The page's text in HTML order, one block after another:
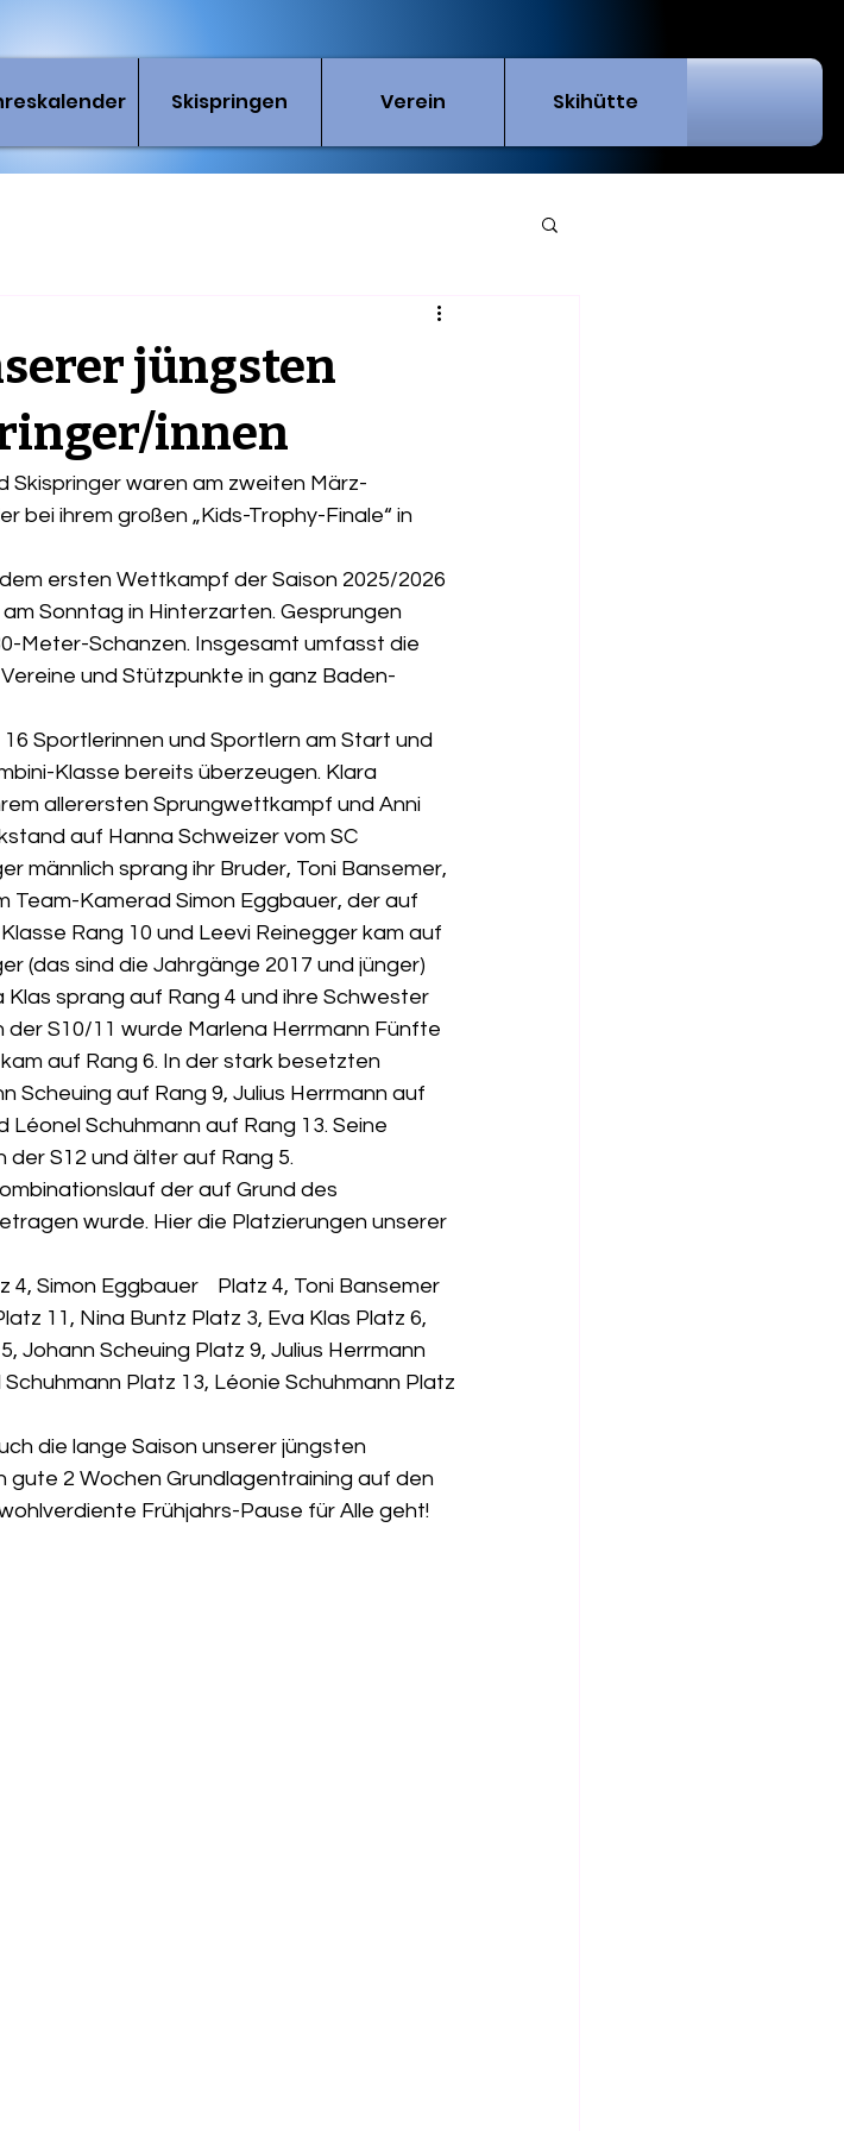
Skispringen Verein Skihütte
jüngsten
innen
Skispringer waren am zweiten März-
bei ihrem großen „Kids-Trophy-Finale“ in
ersten Wettkampf der Saison 2025/2026
Sonntag in Hinterzarten. Gesprungen
Meter-Schanzen. Insgesamt umfasst die
und Stützpunkte in ganz Baden-
Sportlerinnen und Sportlern am Start und
Klasse bereits überzeugen. Klara
allerersten Sprungwettkampf und Anni
auf Hanna Schweizer vom SC
männlich sprang ihr Bruder, Toni Bansemer,
Team-Kamerad Simon Eggbauer, der auf
Rang 10 und Leevi Reinegger kam auf
(das sind die Jahrgänge 2017 und jünger)
sprang auf Rang 4 und ihre Schwester
S10/11 wurde Marlena Herrmann Fünfte
auf Rang 6. In der stark besetzten
Scheuing auf Rang 9, Julius Herrmann auf
Léonel Schuhmann auf Rang 13. Seine
S12 und älter auf Rang 5.
der auf Grund des
wurde. Hier die Platzierungen unserer
Simon Eggbauer    Platz 4, Toni Bansemer
11, Nina Buntz Platz 3, Eva Klas Platz 6,
Johann Scheuing Platz 9, Julius Herrmann
Platz 13, Léonie Schuhmann Platz
die lange Saison unserer jüngsten
gute 2 Wochen Grundlagentraining auf den
Frühjahrs-Pause für Alle geht!